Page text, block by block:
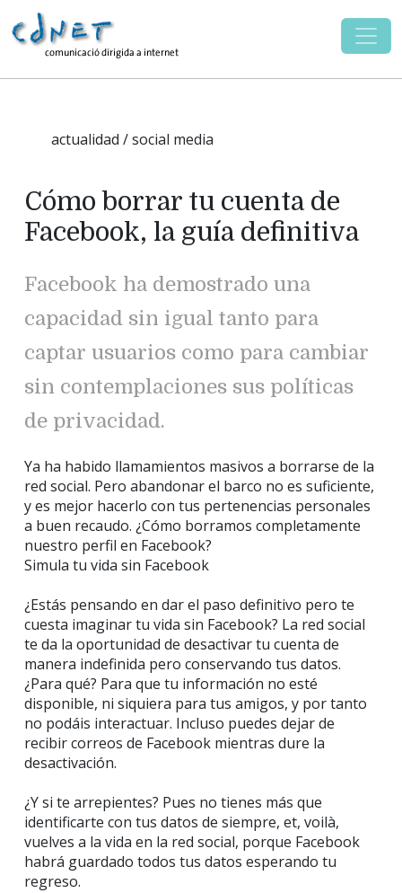
actualidad / social media
Cómo borrar tu cuenta de
Facebook, la guía definitiva
Facebook ha demostrado una
capacidad sin igual tanto para
captar usuarios como para cambiar
sin contemplaciones sus políticas
de privacidad.
Ya ha habido llamamientos masivos a borrarse de la
red social. Pero abandonar el barco no es suficiente,
y es mejor hacerlo con tus pertenencias personales
a buen recaudo. ¿Cómo borramos completamente
nuestro perfil en Facebook?
Simula tu vida sin Facebook
¿Estás pensando en dar el paso definitivo pero te
cuesta imaginar tu vida sin Facebook? La red social
te da la oportunidad de desactivar tu cuenta de
manera indefinida pero conservando tus datos.
¿Para qué? Para que tu información no esté
disponible, ni siquiera para tus amigos, y por tanto
no podáis interactuar. Incluso puedes dejar de
recibir correos de Facebook mientras dure la
desactivación.
¿Y si te arrepientes? Pues no tienes más que
identificarte con tus datos de siempre, et, voilà,
vuelves a la vida en la red social, porque Facebook
habrá guardado todos tus datos esperando tu
regreso.